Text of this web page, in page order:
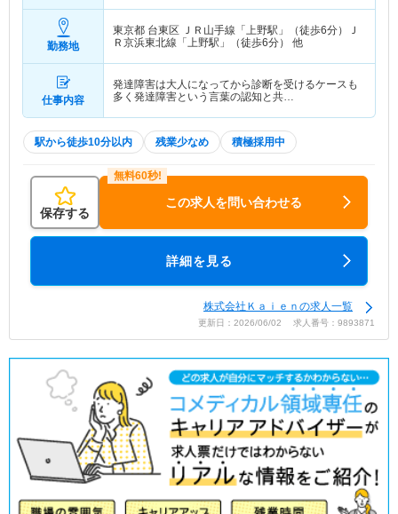
勤務地
東京都 台東区 ＪＲ山手線「上野駅」（徒歩6分）Ｊ
Ｒ京浜東北線「上野駅」（徒歩6分） 他
仕事内容
発達障害は大人になってから診断を受けるケースも
多く発達障害という言葉の認知と共…
駅から徒歩10分以内 残業少なめ 積極採用中
保存する
この求人を問い合わせる
詳細を見る
株式会社Ｋａｉｅｎの求人一覧
更新日：2026/06/02 求人番号：9893871